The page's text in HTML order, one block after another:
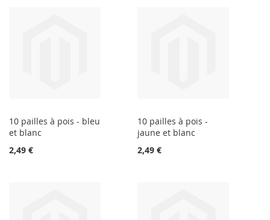
10 pailles à pois - bleu
et blanc
2,49 €
10 pailles à pois -
jaune et blanc
2,49 €